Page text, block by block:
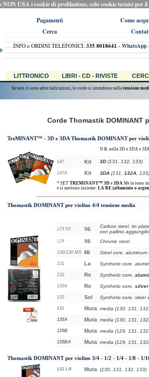
NON USA i cookie di profilazione, solo cookie tecnici
Pagamenti
Come
Cerca
INFO e ORDINI TELEFONICI:335 8018641-WhatsApp
LITTRONICO LIBRI - CD - RIVISTE
Se non ci sono altre indicazioni, le corde si intendono nella tensione
Corde Thomastik
TreMINANT™ - 3D e 3DA Thomastik DOMINANT per
N.B. nella 3D e 3DA e
147 Kit 3D(131, 132, 133)
147A Kit 3DA(131, 132A, 133)
* SET TREMINANT™ 3D e 3DAMe la sono
e si mettono insieme: LA RE (alluminio o
Thomastik DOMINANT per violino 4/4 tensione media
129 SN Mi
Carbon steel, tin
con pallino
129 Mi Chrome steel
130/130 MS Mi Steel core, aluminum
131 La Synthetic core,
132 Re Synthetic core,
132A Re Synthetic core, silver
133 Sol Synthetic core, silver
135 Muta media (130, 131,
135A Muta media (130, 131,
135B Muta media (129, 131,
135BA Muta media (129, 131,
Thomastik DOMINANT per violino 3/4 - 1/2 - 1/4 - 1/8 - 1/
135 1/8 Muta (130, 131, 132, 133)